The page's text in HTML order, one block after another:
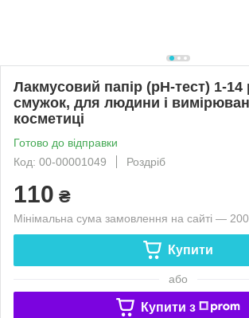
Лакмусовий папір (рН-тест) 1-14
смужок, для людини і
косметиці
Готово до відправки
Код: 00-00001049
Роздріб
110 ₴
Мінімальна сума замовлення на сайті —
Купити
або
Купити з